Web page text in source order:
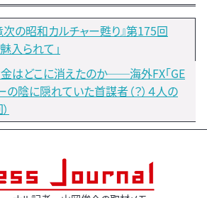
の昭和カルチャー甦り』第175回
魅入られて」
金はどこに消えたのか──海外FX「GE
の陰に隠れていた首謀者（？）４人の